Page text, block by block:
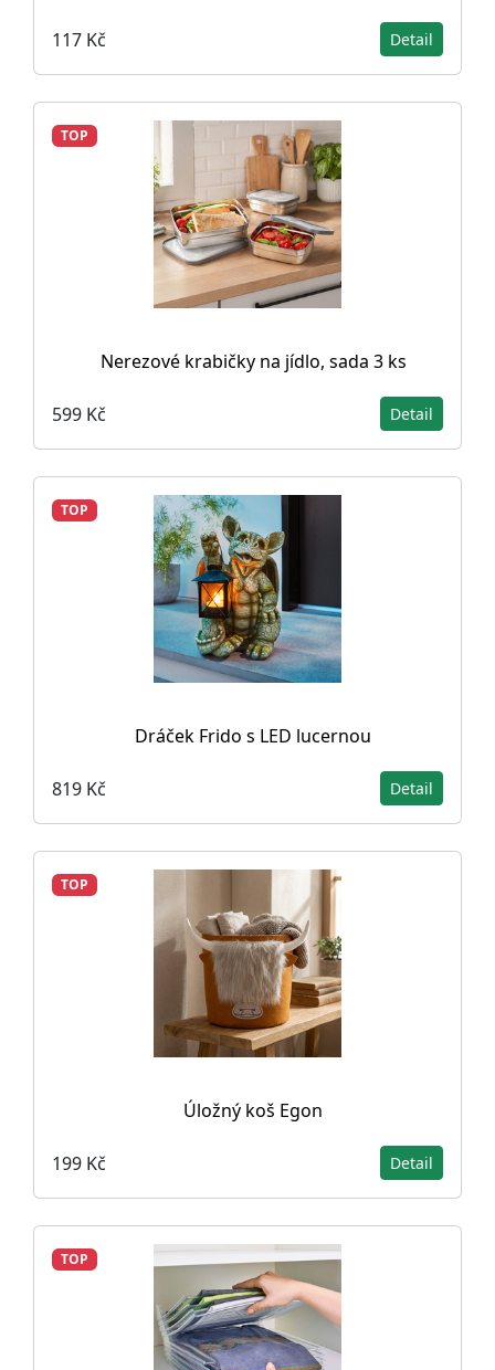
117 Kč Detail
TOP
Nerezové krabičky na jídlo, sada 3 ks
599 Kč Detail
TOP
Dráček Frido s LED lucernou
819 Kč Detail
TOP
Úložný koš Egon
199 Kč Detail
TOP